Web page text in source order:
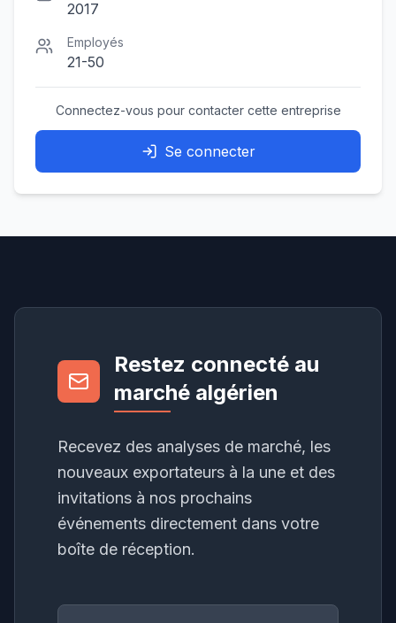
2017
Employés
21-50
Connectez-vous pour contacter cette entreprise
Se connecter
Restez connecté au
marché algérien
Recevez des analyses de marché, les
nouveaux exportateurs à la une et des
invitations à nos prochains
événements directement dans votre
boîte de réception.